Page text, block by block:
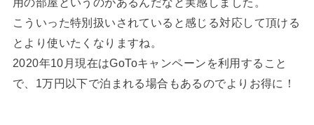
こういった特別扱いされていると感じる対応して頂ける
とより使いたくなりますね。
2020年10月現在はGoToキャンペーンを利用すること
で、1万円以下で泊まれる場合もあるのでよりお得に！